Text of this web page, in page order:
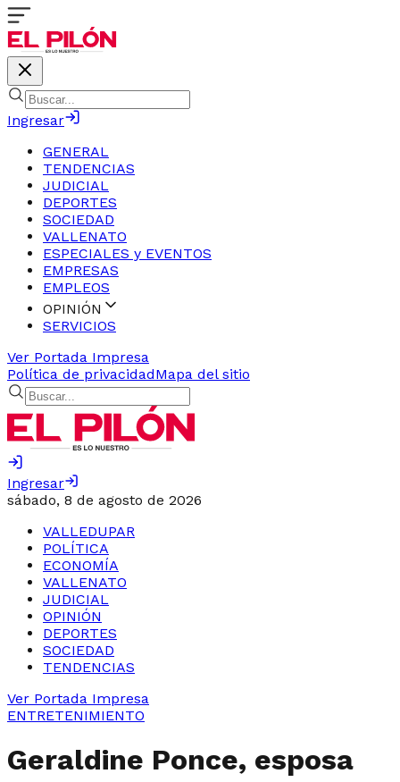
Ingresar
GENERAL
TENDENCIAS
JUDICIAL
DEPORTES
SOCIEDAD
VALLENATO
ESPECIALES y EVENTOS
EMPRESAS
EMPLEOS
OPINIÓN
SERVICIOS
Ver Portada Impresa
Política de privacidadMapa del sitio
Ingresar
sábado, 8 de agosto de 2026
VALLEDUPAR
POLÍTICA
ECONOMÍA
VALLENATO
JUDICIAL
OPINIÓN
DEPORTES
SOCIEDAD
TENDENCIAS
Ver Portada Impresa
ENTRETENIMIENTO
Geraldine Ponce, esposa